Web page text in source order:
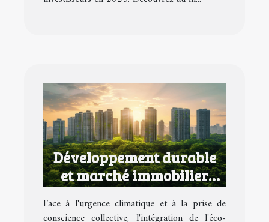
Développement durable
et marché immobilier
comment intégrer l'éco-
responsabilité dans votre
Face à l'urgence climatique et à la prise de